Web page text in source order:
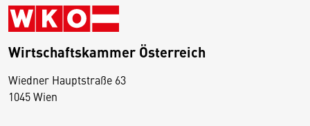
Wirtschaftskammer Österreich
Wiedner Hauptstraße 63
1045 Wien
D